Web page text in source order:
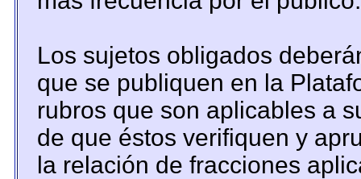
Los sujetos obligados
que se publiquen en la
rubros que son aplicables a
de que éstos verifiquen y
la relación de fracciones